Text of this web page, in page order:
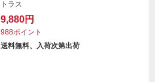
トラス
9,880円
988ポイント
送料無料、入荷次第出荷